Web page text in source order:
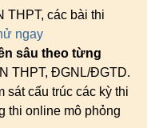
THPT, các bài thi
ngay
sâu theo từng
THPT, ĐGNL/ĐGTD.
cấu trúc các kỳ thi
thi online mô phỏng